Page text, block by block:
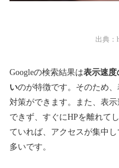
出典：
Googleの検索結果は表示速度
いのが特徴です。そのため
対策ができます。また、表
できず、すぐにHPを離れて
ていれば、アクセスが集中
多いです。